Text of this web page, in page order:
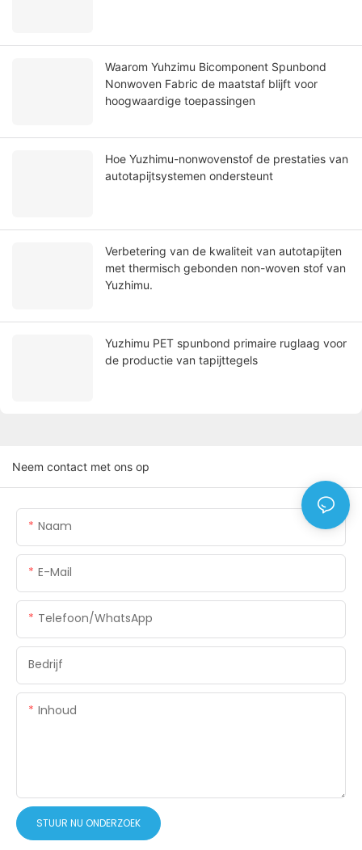
Waarom Yuhzimu Bicomponent Spunbond
Nonwoven Fabric de maatstaf blijft voor
hoogwaardige toepassingen
Hoe Yuzhimu-nonwovenstof de prestaties van
autotapijtsystemen ondersteunt
Verbetering van de kwaliteit van autotapijten
met thermisch gebonden non-woven stof van
Yuzhimu.
Yuzhimu PET spunbond primaire ruglaag voor
de productie van tapijttegels
Neem contact met ons op
Naam
E-Mail
Telefoon/WhatsApp
Bedrijf
Inhoud
STUUR NU ONDERZOEK